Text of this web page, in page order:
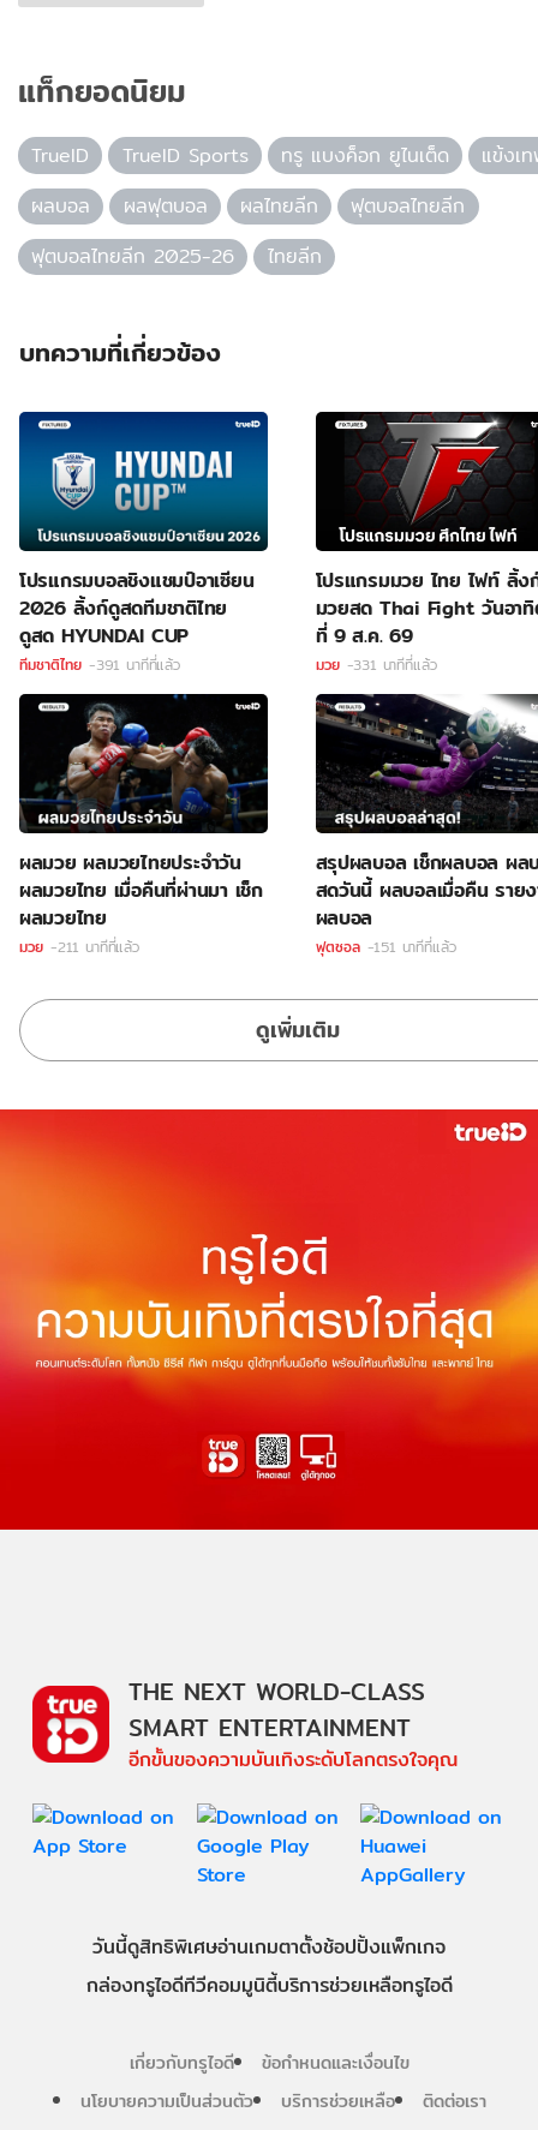
แท็กยอดนิยม
TrueID TrueID Sports ทรู แบงค็อก ยูไนเต็ด
แข้งเ
ผลบอล
ผลฟุตบอล ผลไทยลีก
ฟุตบอลไทยลีก
ฟุตบอลไทยลีก 2025-26
ไทยลีก
บทความที่เกี่ยวข้อง
โปรแกรมบอลชิงแชมป์อาเซียน
2026 ลิ้งก์ดูสดทีมชาติไทย
ดูสด HYUNDAI CUP
ทีมชาติไทย -391 นาทีที่แล้ว
โปรแกรมมวย ไทย ไฟท์ ลิ้ง
มวยสด Thai Fight วันอา
ที่ 9 ส.ค. 69
มวย -331 นาทีที่แล้ว
ผลมวย ผลมวยไทยประจำวัน
ผลมวยไทย เมื่อคืนที่ผ่านมา เช็ก
ผลมวยไทย
มวย -211 นาทีที่แล้ว
สรุปผลบอล เช็กผลบอล ผล
สดวันนี้ ผลบอลเมื่อคืน ราย
ผลบอล
ฟุตซอล -151 นาทีที่แล้ว
ดูเพิ่มเติม
THE NEXT WORLD-CLASS
SMART ENTERTAINMENT
อีกขั้นของความบันเทิงระดับโลกตรงใจคุณ
วันนี้ดูสิทธิพิเศษอ่านเกมตาตั้งช้อปปิ้งแพ็กเกจ
กล่องทรูไอดีทีวีคอมมูนิตี้บริการช่วยเหลือทรูไอดี
เกี่ยวกับทรูไอดี
ข้อกำหนดและเงื่อนไข
นโยบายความเป็นส่วนตัว
บริการช่วยเหลือ ติดต่อเรา